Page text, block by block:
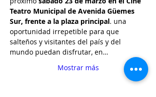
Teatro Municipal de Avenida Güemes
Sur, frente a la plaza principal. una
oportunidad irrepetible para que
salteños y visitantes del país y del
mundo puedan disfrutar, en…
Mostrar más